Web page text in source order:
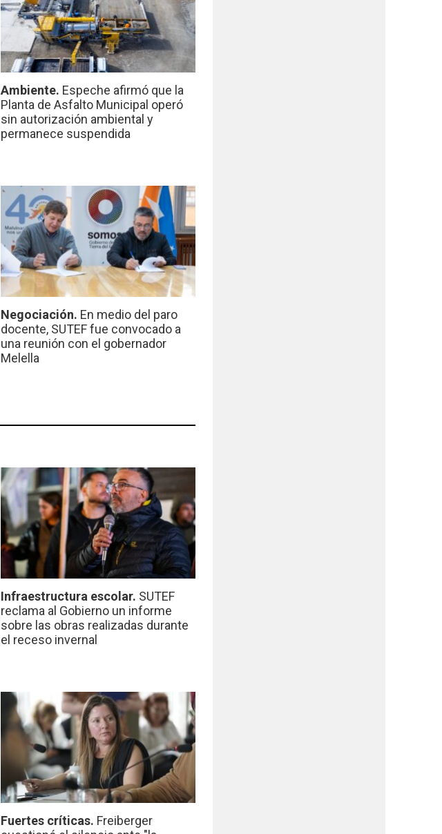
Ambiente. Espeche afirmó que la
Planta de Asfalto Municipal operó
sin autorización ambiental y
permanece suspendida
Negociación. En medio del paro
docente, SUTEF fue convocado a
una reunión con el gobernador
Melella
Infraestructura escolar. SUTEF
reclama al Gobierno un informe
sobre las obras realizadas durante
el receso invernal
Fuertes críticas. Freiberger